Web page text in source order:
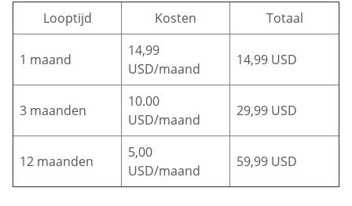
Looptijd Kosten Totaal
1 maand
14,99
USD/maand
14,99 USD
3 maanden
10.00
USD/maand
29,99 USD
12 maanden
5,00
USD/maand
59,99 USD